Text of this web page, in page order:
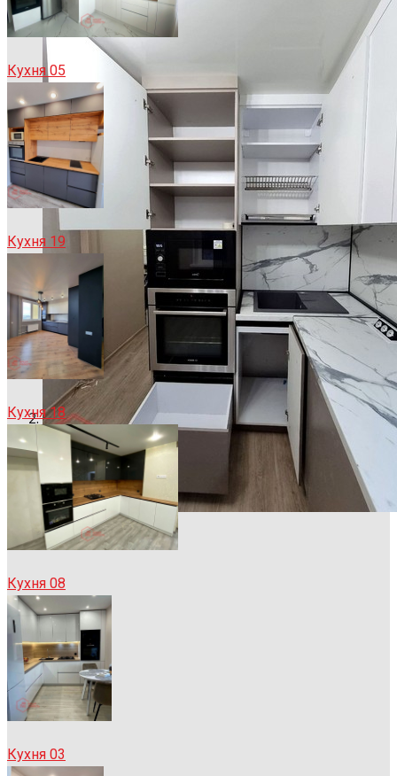
Кухня 05
Кухня 19
Кухня 18
Кухня 08
Кухня 03